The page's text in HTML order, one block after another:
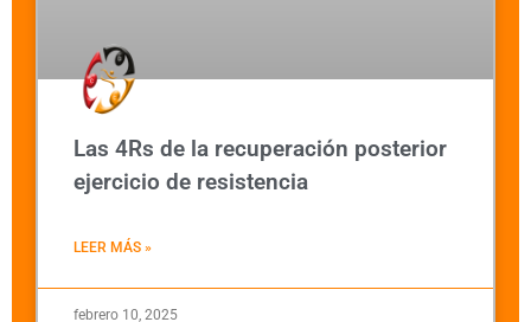
Las 4Rs de la recuperación posterior
ejercicio de resistencia
LEER MÁS »
febrero 10, 2025